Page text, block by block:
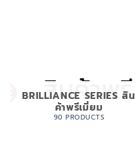
BRILLIANCE SERIES สิน
ค้าพรีเมี่ยม
90 PRODUCTS